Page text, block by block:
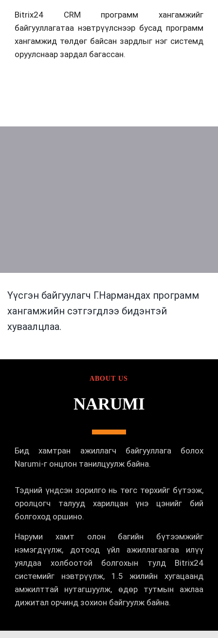
Bitrix24 CRM программ хангамжийг
байгууллагатаа нэвтрүүлснээр бусад программ
хангамжид төлдөг байсан зардлыг нэг системд
оруулснаар зардал багассан.
Үүсгэн байгуулагч Г.Нармандах программ
хангамжийн сэтгэгдлээ бидэнтэй
хуваалцлаа.
ABOUT US
NARUMI
Бид хамтран ажиллагч байгууллага болох
Narumi-г онцлон танилцуулж байна.
Тэдний үндсэн зорилго нь төгс төрхийг бүтээж,
оролцогч талууд харилцан үнэ цэнийг бий
болгоход оршино.
Наруми хамт олон багийн бүтээмжийг
нэмэгдүүлж, дотоод үйл ажиллагаагаа илүү
уялдаа холбоотой болгохын тулд Bitrix24
системийг нэвтрүүлж, 1.5 жилийн хугацаанд
амжилттай нутагшуулж, өдөр тутмын ажлаа
дижитал орчинд зохион байгуулж байна.